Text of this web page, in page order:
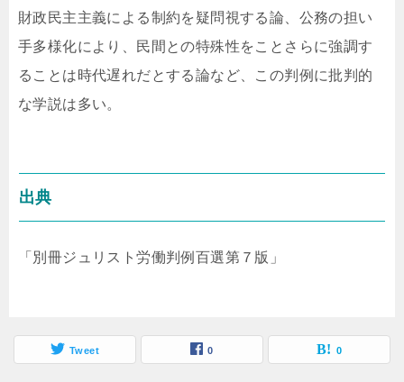
財政民主主義による制約を疑問視する論、公務の担い
手多様化により、民間との特殊性をことさらに強調す
ることは時代遅れだとする論など、この判例に批判的
な学説は多い。
出典
「別冊ジュリスト労働判例百選第７版」
Tweet 0 0